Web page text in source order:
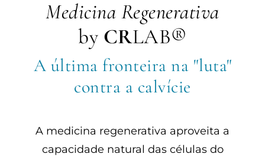
Medicina Regenerativa
by CRLAB®
A última fronteira na "luta"
contra a calvície
A medicina regenerativa aproveita a
capacidade natural das células do